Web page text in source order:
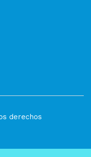
derechos